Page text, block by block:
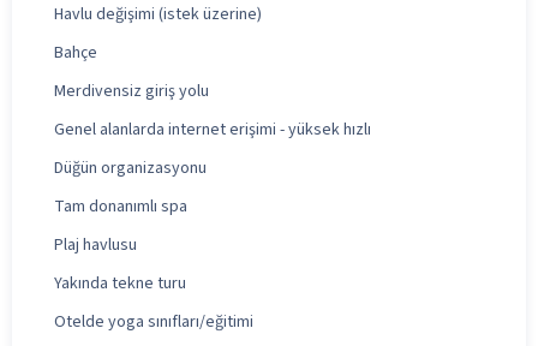
Havlu değişimi (istek üzerine)
Bahçe
Merdivensiz giriş yolu
Genel alanlarda internet erişimi - yüksek hızlı
Düğün organizasyonu
Tam donanımlı spa
Plaj havlusu
Yakında tekne turu
Otelde yoga sınıfları/eğitimi